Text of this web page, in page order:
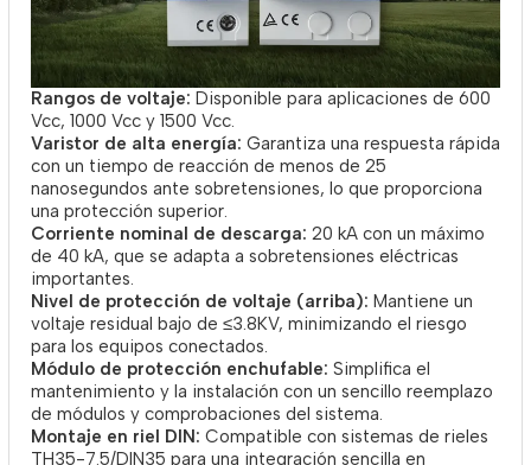
Rangos de voltaje: Disponible para aplicaciones de 600
Vcc, 1000 Vcc y 1500 Vcc.
Varistor de alta energía: Garantiza una respuesta rápida
con un tiempo de reacción de menos de 25
nanosegundos ante sobretensiones, lo que proporciona
una protección superior.
Corriente nominal de descarga: 20 kA con un máximo
de 40 kA, que se adapta a sobretensiones eléctricas
importantes.
Nivel de protección de voltaje (arriba): Mantiene un
voltaje residual bajo de ≤3.8KV, minimizando el riesgo
para los equipos conectados.
Módulo de protección enchufable: Simplifica el
mantenimiento y la instalación con un sencillo reemplazo
de módulos y comprobaciones del sistema.
Montaje en riel DIN: Compatible con sistemas de rieles
TH35-7.5/DIN35 para una integración sencilla en